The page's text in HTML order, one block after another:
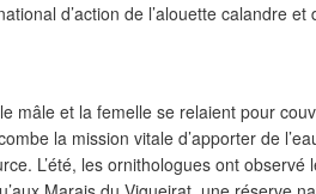
d’action de l’alouette calandre et
mâle et la femelle se relaient pour
la mission vitale d’apporter de
L’été, les ornithologues ont observé